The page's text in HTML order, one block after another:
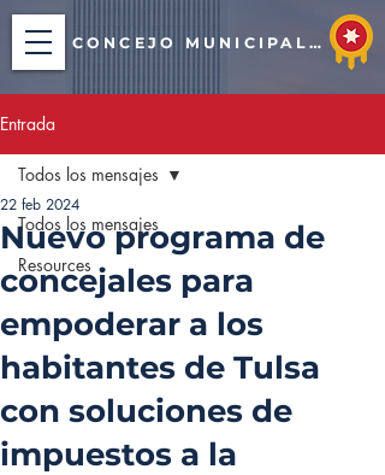
CONCEJO MUNICIPAL DE TULSA
Entrada
Todos los mensajes
Resources
Todos los mensajes
Nuevo programa de
concejales para
empoderar a los
habitantes de Tulsa
con soluciones de
impuestos a la
22 feb 2024